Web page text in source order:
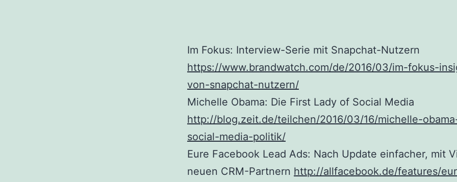
Im Fokus: Interview-Serie mit Snapchat-Nutzern
https://www.brandwatch.com/de/2016/03/im-fokus-
von-snapchat-nutzern/
Michelle Obama: Die First Lady of Social Media
http://blog.zeit.de/teilchen/2016/03/16/michelle-
social-media-politik/
Eure Facebook Lead Ads: Nach Update einfacher, mit
neuen CRM-Partnern http://allfacebook.de/features/